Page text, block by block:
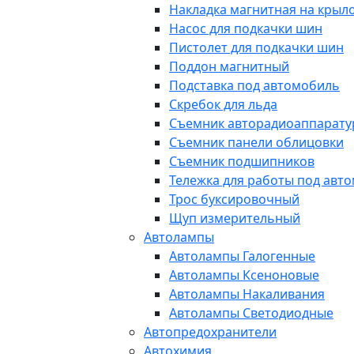
Накладка магнитная на
Насос для подкачки шин
Пистолет для подкачки шин
Поддон магнитный
Подставка под автомобиль
Скребок для льда
Съемник
Съемник панели облицовки
Съемник подшипников
Тележка для работы под
Трос буксировочный
Щуп измерительный
Автолампы
Автолампы Галогенные
Автолампы Ксеноновые
Автолампы Накаливания
Автолампы Светодиодные
Автопредохранители